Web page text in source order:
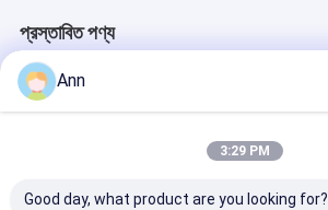
প্রস্তাবিত পণ্য
Ann
3:29 PM
Good day, what product are you looking for?